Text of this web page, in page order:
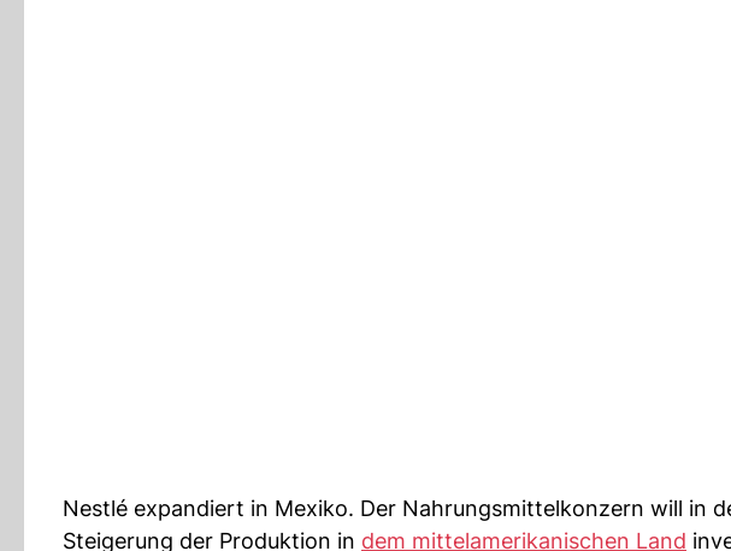
Nestlé expandiert in Mexiko. Der Nahrungsmittelkonzern will in
Steigerung der Produktion in dem mittelamerikanischen Land